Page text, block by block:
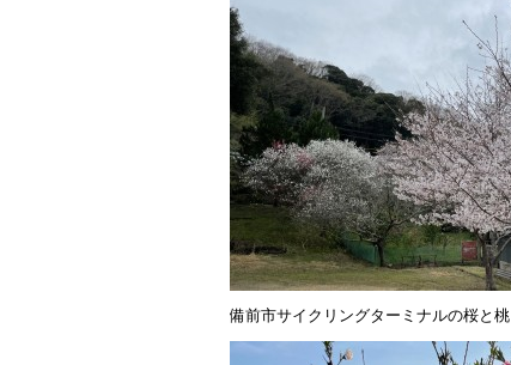
備前市サイクリングターミナルの桜と桃